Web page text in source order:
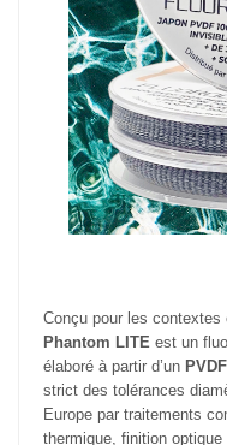
Conçu pour les
Phantom LITE est un
élaboré à partir d’un
strict des tolérances
Europe par traitements
thermique, finition optique